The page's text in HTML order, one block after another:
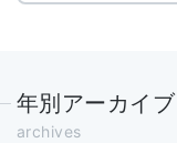
年別アーカイブ
archives